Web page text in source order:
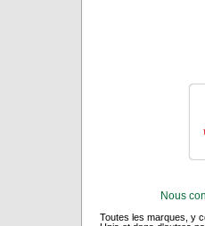
Nous
Toutes les marques, y